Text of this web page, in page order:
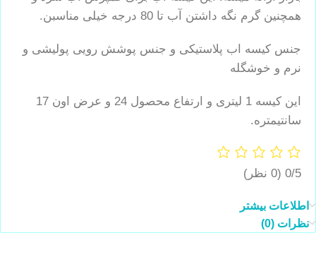
همچنین گرم نگه داشتن آب تا 80 درجه خیلی مناسبن.
جنس کیسه اب پلاستیکی و جنس پوشش رویی پولیشی و
نرم و خوشگله
این کیسه 1 لیتری و ارتفاع محصول 24 و عرض اون 17
سانتیمتره.
0/5 (0 نظر)
اطلاعات بیشتر
نظرات (0)